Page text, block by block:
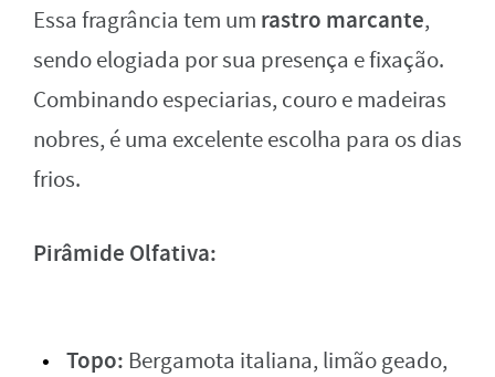
Essa fragrância tem um rastro marcante,
sendo elogiada por sua presença e fixação.
Combinando especiarias, couro e madeiras
nobres, é uma excelente escolha para os dias
frios.
Pirâmide Olfativa:
Topo: Bergamota italiana, limão geado,